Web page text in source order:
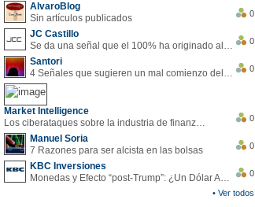
AlvaroBlog
Sin artículos publicados
0
JC Castillo
Se da una señal que el 100% ha originado alzas en las bolsas
0
Santori
4 Señales que sugieren un mal comienzo del 3T de la economía EEUU
0
Market Intelligence
Los ciberataques sobre la industria de finanzas se han duplicado este año
0
Manuel Soria
7 Razones para ser alcista en las bolsas
0
KBC Inversiones
Monedas y Efecto “post-Trump”: ¿Un Dólar Americano operando en rangos?
0
• Ver todos